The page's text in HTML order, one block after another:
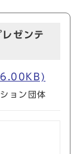
ゼンテ
ョン団体